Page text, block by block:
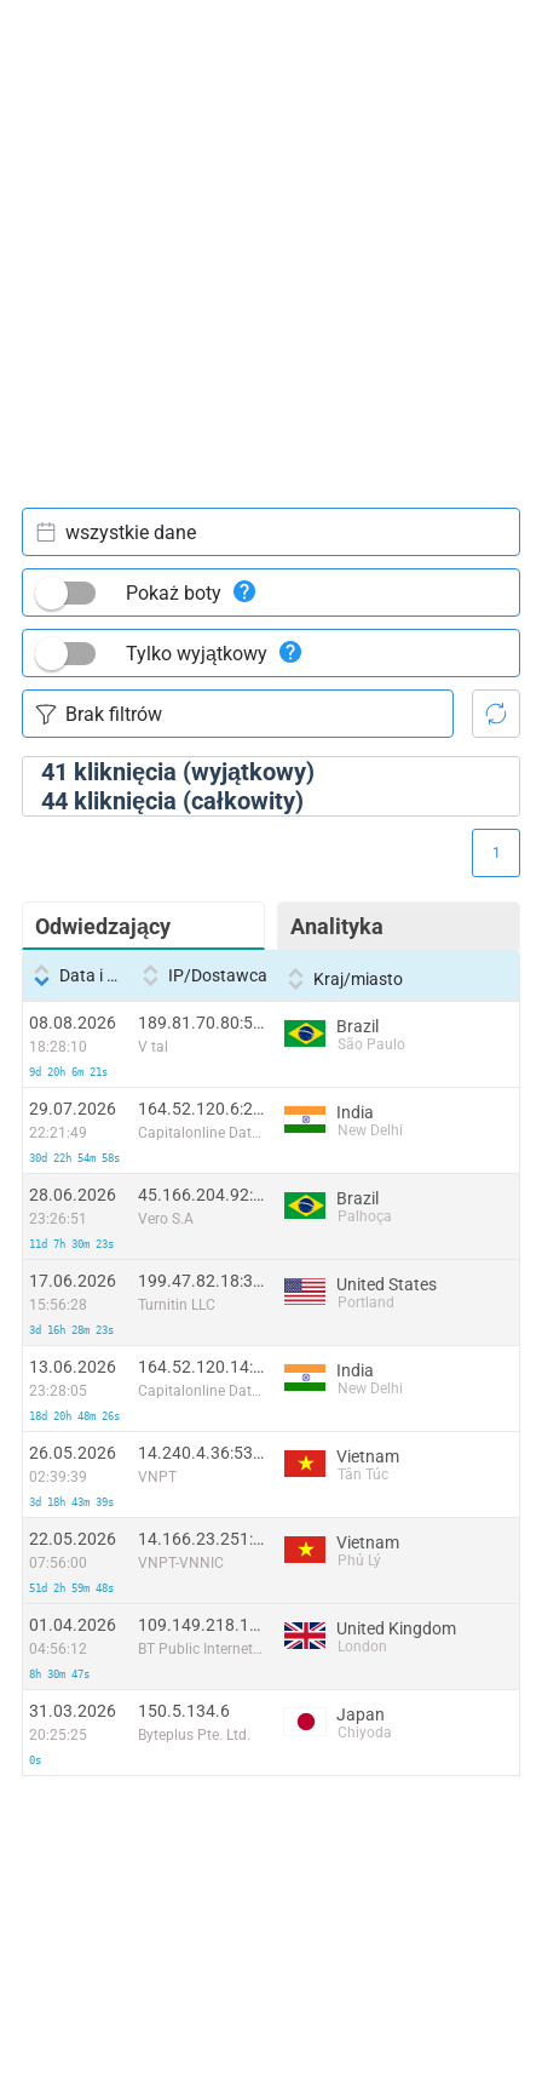
41 kliknięcia (wyjątkowy)
44kliknięcia (całkowity)
wszystkie dane
Pokaż boty
Tylko wyjątkowy
Odwiedzający Analityka
1
Data i godzina IP/Dostawca Kraj/miasto
08.08.2026
18:28:10
9d 20h 6m 21s
189.81.70.80:57410
V tal
Brazil
São Paulo
29.07.2026
22:21:49
30d 22h 54m 58s
164.52.120.6:26536
Capitalonline Data Service (HK) Co
India
New Delhi
28.06.2026
23:26:51
11d 7h 30m 23s
45.166.204.92:4752
Vero S.A
Brazil
Palhoça
17.06.2026
15:56:28
3d 16h 28m 23s
199.47.82.18:36322
Turnitin LLC
United States
Portland
13.06.2026
23:28:05
18d 20h 48m 26s
164.52.120.14:44835
Capitalonline Data Service (HK) Co
India
New Delhi
26.05.2026
02:39:39
3d 18h 43m 39s
14.240.4.36:53108
VNPT
Vietnam
Tân Túc
22.05.2026
07:56:00
51d 2h 59m 48s
14.166.23.251:42970
VNPT-VNNIC
Vietnam
Phủ Lý
01.04.2026
04:56:12
8h 30m 47s
109.149.218.183
BT Public Internet Service
United Kingdom
London
31.03.2026
20:25:25
0s
150.5.134.6
Byteplus Pte. Ltd.
Japan
Chiyoda